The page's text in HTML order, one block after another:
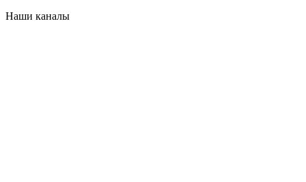
Наши каналы